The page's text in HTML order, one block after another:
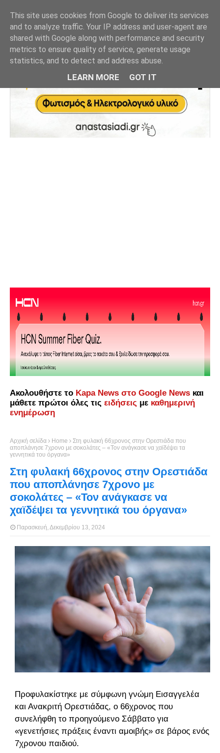
Ακολουθήστε το Kapa News στο Google News και
μάθετε πρώτοι όλες τις ειδήσεις με καθημερινή
ενημέρωση
Αρχική σελίδα Home
Στη φυλακή 66χρονος στην Ορεστιάδα που
αποπλάνησε 7χρονο με σοκολάτες – «Τον ανάγκασε να χαϊδέψει τα
γεννητικά του όργανα»
Στη φυλακή 66χρονος στην Ορεστιάδα
που αποπλάνησε 7χρονο με
σοκολάτες – «Τον ανάγκασε να
χαϊδέψει τα γεννητικά του όργανα»
Παρασκευή, Δεκεμβρίου 13, 2024
Προφυλακίστηκε με σύμφωνη γνώμη Εισαγγελέα
και Ανακριτή Ορεστιάδας, ο 66χρονος που
συνελήφθη το προηγούμενο Σάββατο για
«γενετήσιες πράξεις έναντι αμοιβής» σε βάρος ενός
7χρονου παιδιού.
This site uses cookies from Google to deliver its services
and to analyze traffic. Your IP address and user-agent are
shared with Google along with performance and security
metrics to ensure quality of service, generate usage
statistics, and to detect and address abuse.
LEARN MORE GOT IT